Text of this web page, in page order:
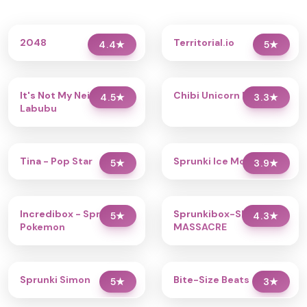
4.4★
2048 5★
Territorial.io
4.5★
It's Not My Neighbor:
Labubu
3.3★
Chibi Unicorn Dress Up
5★
Tina - Pop Star 3.9★
Sprunki Ice Mod - Aqua
5★
Incredibox - Sprunki
Pokemon
4.3★
Sprunkibox-Sky’s
MASSACRE
5★
Sprunki Simon 3★
Bite-Size Beats